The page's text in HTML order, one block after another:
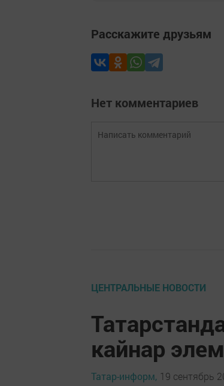
Расскажите друзьям
Нет комментариев
ЦЕНТРАЛЬНЫЕ НОВОСТИ
кайнар
Татар-информ, 19 сентябрь